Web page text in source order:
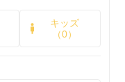
キッズ
（0）